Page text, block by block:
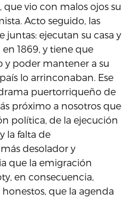
vio con malos ojos su
Acto seguido, las
ejecutan su casa y
1869, y tiene que
y poder mantener a su
lo arrinconaban. Ese
puertorriqueño de
próximo a nosotros que
política, de la ejecución
la falta de
desolador y
que la emigración
en consecuencia,
que la agenda